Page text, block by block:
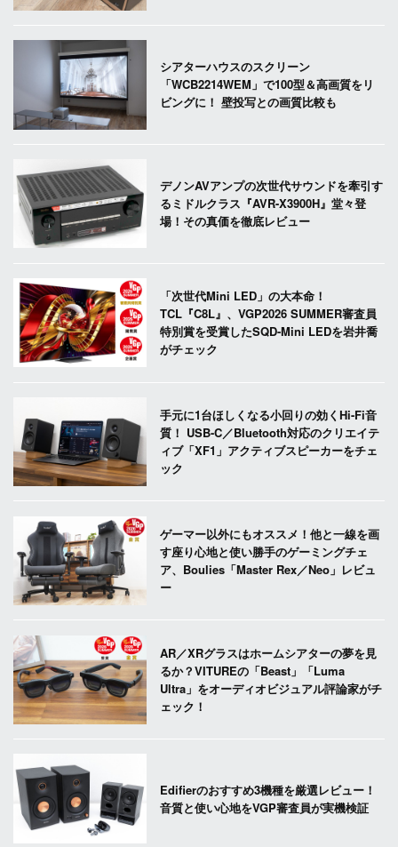
シアターハウスのスクリーン
「WCB2214WEM」で100型＆高画質をリ
ビングに！ 壁投写との画質比較も
デノンAVアンプの次世代サウンドを牽引す
るミドルクラス『AVR-X3900H』堂々登
場！その真価を徹底レビュー
「次世代Mini LED」の大本命！
TCL『C8L』、VGP2026 SUMMER審査員
特別賞を受賞したSQD-Mini LEDを岩井喬
がチェック
手元に1台ほしくなる小回りの効くHi-Fi音
質！ USB-C／Bluetooth対応のクリエイテ
ィブ「XF1」アクティブスピーカーをチェ
ック
ゲーマー以外にもオススメ！他と一線を画
す座り心地と使い勝手のゲーミングチェ
ア、Boulies「Master Rex／Neo」レビュ
ー
AR／XRグラスはホームシアターの夢を見
るか？VITUREの「Beast」「Luma
Ultra」をオーディオビジュアル評論家がチ
ェック！
Edifierのおすすめ3機種を厳選レビュー！
音質と使い心地をVGP審査員が実機検証